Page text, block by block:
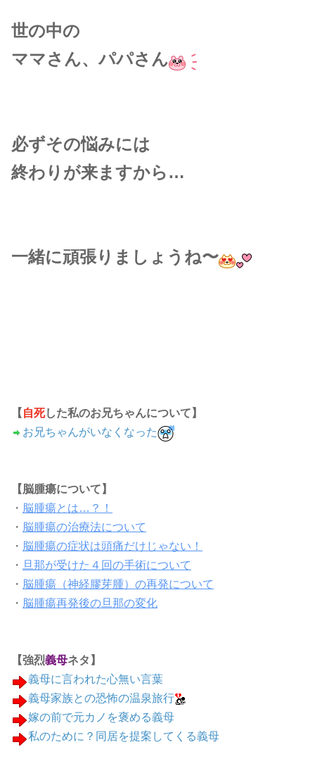
世の中の
ママさん、パパさん
必ずその悩みには
終わりが来ますから…
一緒に頑張りましょうね〜
【 自死した私のお兄ちゃんについて 】
お兄ちゃんがいなくなった
【脳腫瘍について】
・ 脳腫瘍とは…？！
・ 脳腫瘍の治療法について
・ 脳腫瘍の症状は頭痛だけじゃない！
・ 旦那が受けた４回の手術について
・ 脳腫瘍（神経膠芽腫）の再発について
・ 脳腫瘍再発後の旦那の変化
【強烈義母ネタ】
義母に言われた心無い言葉
義母家族との恐怖の温泉旅行
嫁の前で元カノを褒める義母
私のために？同居を提案してくる義母